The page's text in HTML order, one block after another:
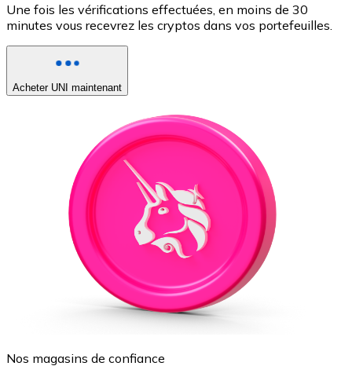
Une fois les vérifications effectuées, en moins de 30
minutes vous recevrez les cryptos dans vos portefeuilles.
Acheter UNI maintenant
Nos magasins de confiance